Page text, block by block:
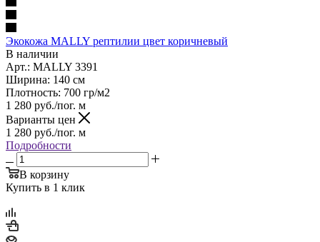
Экокожа MALLY рептилии цвет коричневый
В наличии
Арт.: MALLY 3391
Ширина: 140 см
Плотность: 700 гр/м2
1 280 руб./пог. м
Варианты цен
1 280 руб./пог. м
Подробности
В корзину
Купить в 1 клик